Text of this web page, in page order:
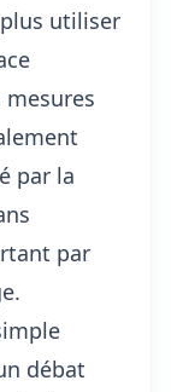
utiliser
mesures
par la
par
débat